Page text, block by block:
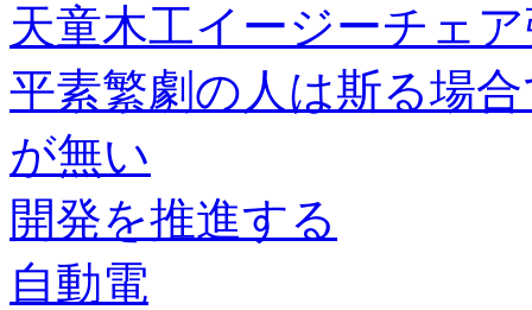
天童木工イージーチェ
平素繁劇の人は斯る場
が無い
開発を推進する
自動電